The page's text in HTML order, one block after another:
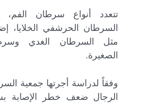
تتعدد أنواع سرطان الفم،
السرطان الحرشفي الخلايا،
مثل السرطان الغدي
الصغيرة.
وفقاً لدراسة أجرتها جمعية
الرجال ضعف خطر الإصابة